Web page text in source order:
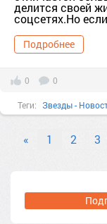
делится своей
соцсетях.Но
Подробнее
0 0
Теги: Звезды -
« 1 2 3